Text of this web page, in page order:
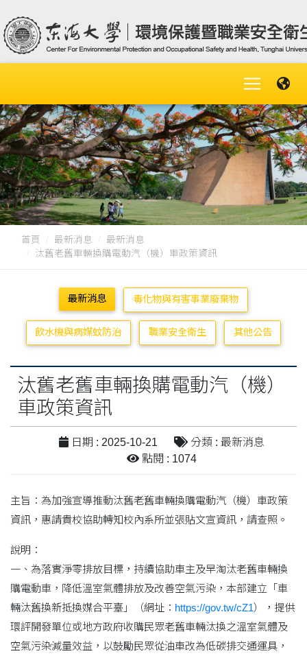
首頁 最新消息
最新消息
汰舊老舊車輛換購電動汽（機）車政策資訊
最新消息 毒化物與有害事業廢棄物
飲水機與病媒蚊防治 職業安全衛生 其他公告
汰舊老舊車輛換購電動汽（機）
車政策資訊
日期 : 2025-10-21
分類 : 最新消息
點閱 : 1074
主旨：為加強宣導推動汰舊老舊車輛換購電動汽（機）車政策
資訊，惠請貴校協助轉知校內系所並張貼文宣資訊，請查照。
說明：
一、為落實淨零排放目標，持續協助車主及早淘汰老舊車輛換
購電動車，降低溫室氣體排放及改善空氣污染，本部建立「車
輛汰舊換新抵換媒合平臺」（網址： https://gov.tw/cZ1），提供
環評開發單位或地方政府收購民眾老舊車輛汰換之溫室氣體及
空氣污染減量效益，以鼓勵民眾從油車改為低碳排交通運具，